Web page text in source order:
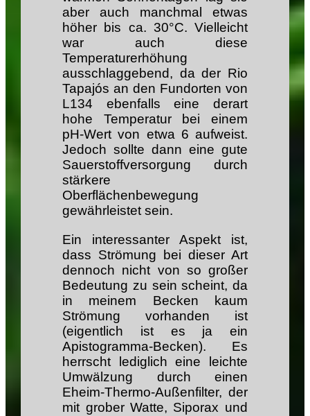
aber auch manchmal etwas
höher bis ca. 30°C. Vielleicht
war auch diese
Temperaturerhöhung
ausschlaggebend, da der Rio
Tapajós an den Fundorten von
L134 ebenfalls eine derart
hohe Temperatur bei einem
pH-Wert von etwa 6 aufweist.
Jedoch sollte dann eine gute
Sauerstoffversorgung durch
stärkere
Oberflächenbewegung
gewährleistet sein.
Ein interessanter Aspekt ist,
dass Strömung bei dieser Art
dennoch nicht von so großer
Bedeutung zu sein scheint, da
in meinem Becken kaum
Strömung vorhanden ist
(eigentlich ist es ja ein
Apistogramma-Becken). Es
herrscht lediglich eine leichte
Umwälzung durch einen
Eheim-Thermo-Außenfilter, der
mit grober Watte, Siporax und